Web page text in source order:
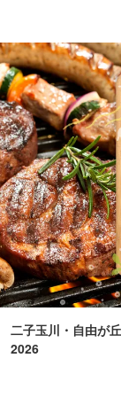
二子玉川・自由が
2026